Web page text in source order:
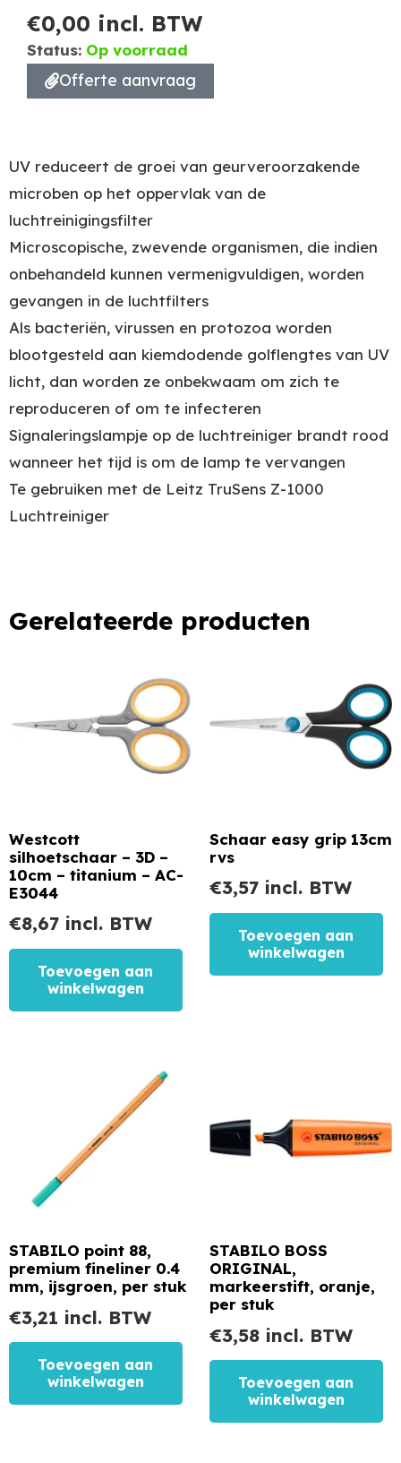
€0,00 incl. BTW
Status: Op voorraad
Offerte aanvraag
UV reduceert de groei van geurveroorzakende
microben op het oppervlak van de
luchtreinigingsfilter
Microscopische, zwevende organismen, die indien
onbehandeld kunnen vermenigvuldigen, worden
gevangen in de luchtfilters
Als bacteriën, virussen en protozoa worden
blootgesteld aan kiemdodende golflengtes van UV
licht, dan worden ze onbekwaam om zich te
reproduceren of om te infecteren
Signaleringslampje op de luchtreiniger brandt rood
wanneer het tijd is om de lamp te vervangen
Te gebruiken met de Leitz TruSens Z-1000
Luchtreiniger
Gerelateerde producten
Westcott
silhoetschaar – 3D –
10cm – titanium – AC-
E3044
€8,67 incl. BTW
Toevoegen aan
winkelwagen
Schaar easy grip 13cm
rvs
€3,57 incl. BTW
Toevoegen aan
winkelwagen
STABILO point 88,
premium fineliner 0.4
mm, ijsgroen, per stuk
€3,21 incl. BTW
Toevoegen aan
winkelwagen
STABILO BOSS
ORIGINAL,
markeerstift, oranje,
per stuk
€3,58 incl. BTW
Toevoegen aan
winkelwagen